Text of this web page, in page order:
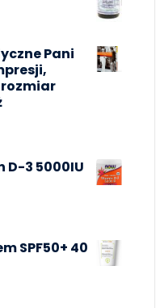
Pani
D-3 5000IU
SPF50+ 40